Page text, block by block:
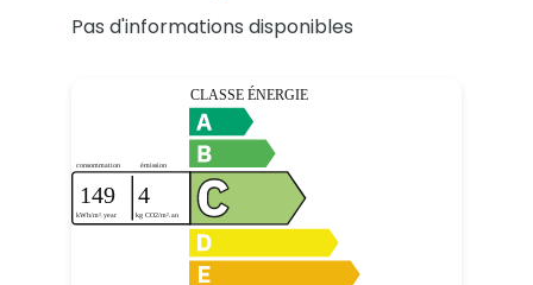
Pas d'informations disponibles